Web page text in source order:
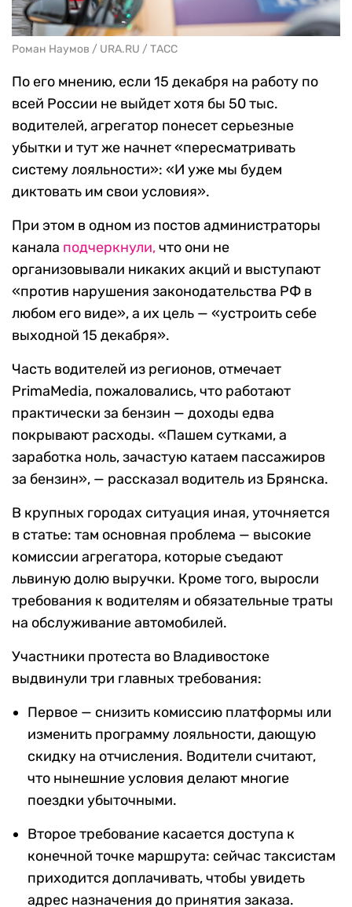
Роман Наумов / URA.RU / ТАСС
По его мнению, если 15 декабря на работу по
всей России не выйдет хотя бы 50 тыс.
водителей, агрегатор понесет серьезные
убытки и тут же начнет «пересматривать
систему лояльности»: «И уже мы будем
диктовать им свои условия».
При этом в одном из постов администраторы
канала подчеркнули,что они не
организовывали никаких акций и выступают
«против нарушения законодательства РФ в
любом его виде», а их цель — «устроить себе
выходной 15 декабря».
Часть водителей из регионов, отмечает
PrimaMedia, пожаловались, что работают
практически за бензин — доходы едва
покрывают расходы. «Пашем сутками, а
заработка ноль, зачастую катаем пассажиров
за бензин», — рассказал водитель из Брянска.
В крупных городах ситуация иная, уточняется
в статье: там основная проблема — высокие
комиссии агрегатора, которые съедают
львиную долю выручки. Кроме того, выросли
требования к водителям и обязательные траты
на обслуживание автомобилей.
Участники протеста во Владивостоке
выдвинули три главных требования:
Первое — снизить комиссию платформы или
изменить программу лояльности, дающую
скидку на отчисления. Водители считают,
что нынешние условия делают многие
поездки убыточными.
Второе требование касается доступа к
конечной точке маршрута: сейчас таксистам
приходится доплачивать, чтобы увидеть
адрес назначения до принятия заказа.